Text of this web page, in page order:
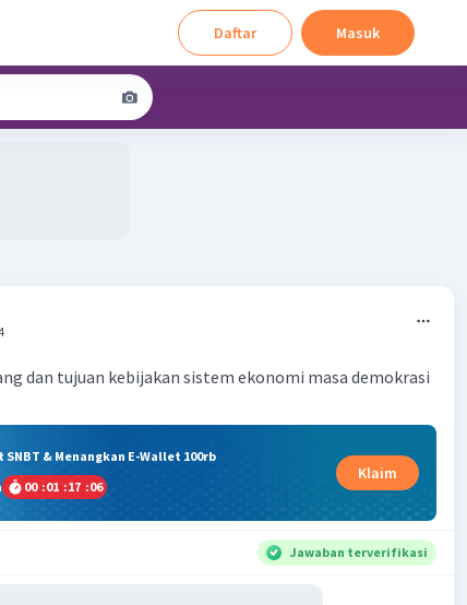
Daftar Masuk
dan tujuan kebijakan sistem ekonomi masa demokrasi
& Menangkan E-Wallet 100rb
00 :01 :17 :06
Klaim
Jawaban terverifikasi